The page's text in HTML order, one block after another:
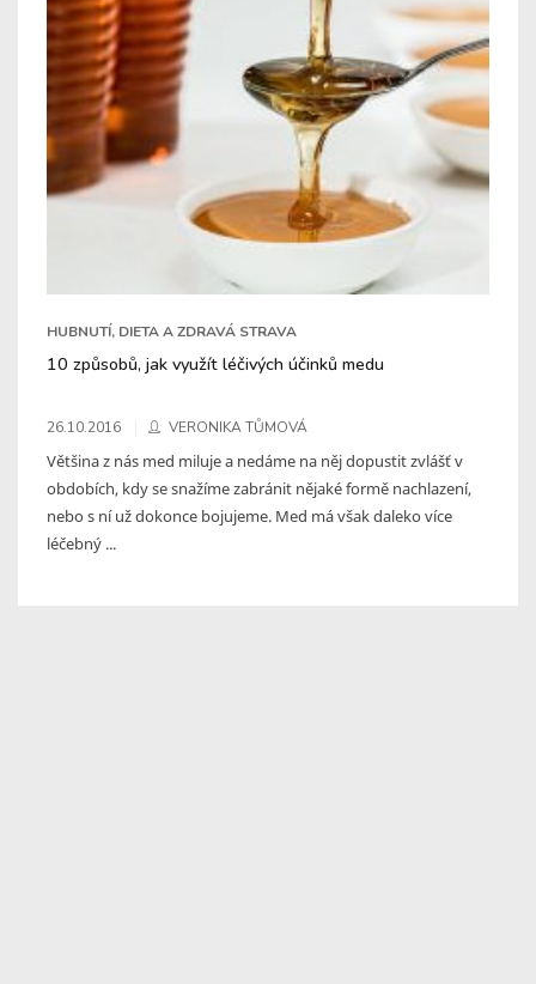
HUBNUTÍ, DIETA A ZDRAVÁ STRAVA
10 způsobů, jak využít léčivých účinků medu
26.10.2016 VERONIKA TŮMOVÁ
Většina z nás med miluje a nedáme na něj dopustit zvlášť v
obdobích, kdy se snažíme zabránit nějaké formě nachlazení,
nebo s ní už dokonce bojujeme. Med má však daleko více
léčebný ...